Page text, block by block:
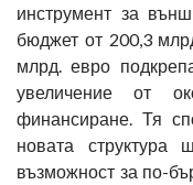
инструмент за
бюджет от 200,3
млрд. евро
увеличение от
финансиране. Тя
новата структура
възможност за по-